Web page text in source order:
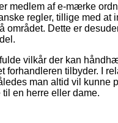
medlem af e-mærke
regler, tillige med at
området. Dette er
vilkår der kan
forhandleren tilbyder. I
man altid vil kunne
en herre eller dame.